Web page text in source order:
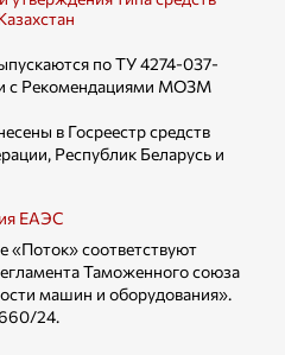
по ТУ 4274-037-
с Рекомендациями МОЗМ
в Госреестр средств
Республик Беларусь и
ЕАЭС
«Поток» соответствуют
Таможенного союза
машин и оборудования».
24.